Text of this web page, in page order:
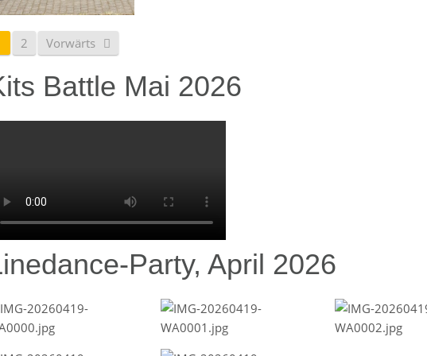
2 Vorwärts
Battle Mai 2026
Party, April 2026